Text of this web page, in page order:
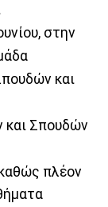
στην
και
και Σπουδών
πλέον